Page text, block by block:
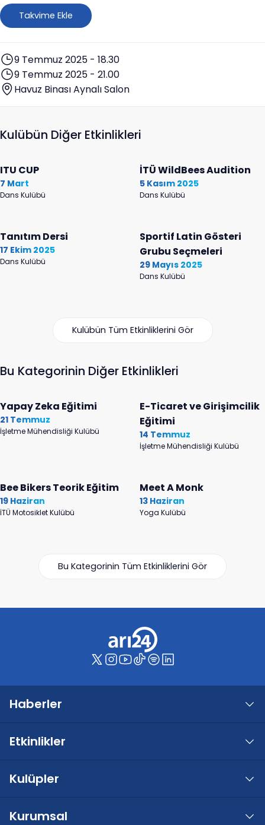
Takvime Ekle
9 Temmuz 2025 - 18.30
9 Temmuz 2025 - 21.00
Havuz Binası Aynalı Salon
Kulübün Diğer Etkinlikleri
ITU CUP
7 Mart
Dans Kulübü
İTÜ WildBees Audition
5 Kasım 2025
Dans Kulübü
Tanıtım Dersi
17 Ekim 2025
Dans Kulübü
Sportif Latin Gösteri
Grubu Seçmeleri
29 Mayıs 2025
Dans Kulübü
Kulübün Tüm Etkinliklerini Gör
Bu Kategorinin Diğer Etkinlikleri
Yapay Zeka Eğitimi
21 Temmuz
İşletme Mühendisliği Kulübü
E-Ticaret ve Girişimcilik
Eğitimi
14 Temmuz
İşletme Mühendisliği Kulübü
Bee Bikers Teorik Eğitim
19 Haziran
İTÜ Motosiklet Kulübü
Meet A Monk
13 Haziran
Yoga Kulübü
Bu Kategorinin Tüm Etkinliklerini Gör
Haberler
Etkinlikler
Kulüpler
Kurumsal